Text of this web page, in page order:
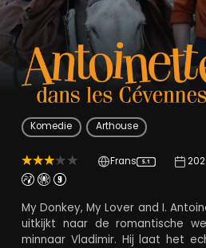
Komedie Arthouse
Frans 5.1
My Donkey, My Lover and I.
uitkijkt naar de romantische
minnaar Vladimir. Hij laat het